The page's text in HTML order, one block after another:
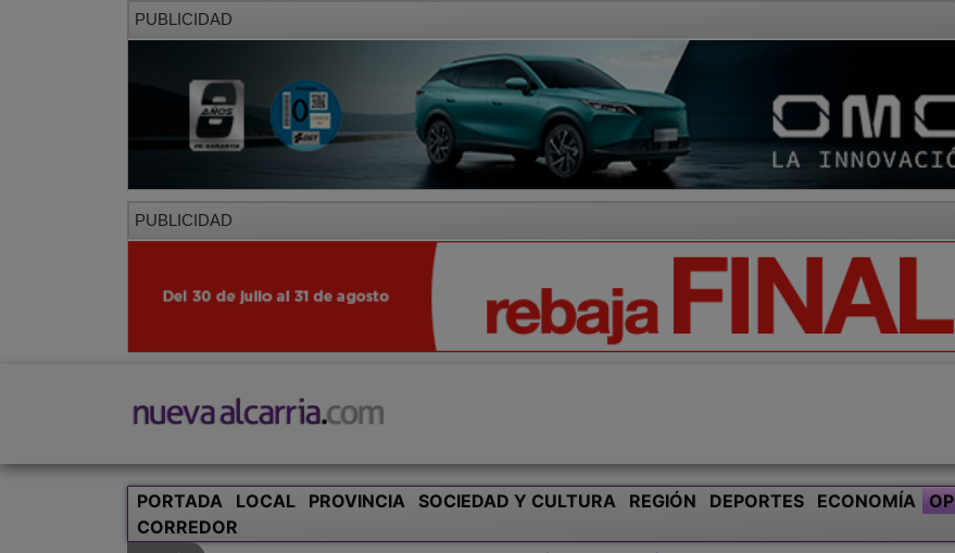
PUBLICIDAD
PUBLICIDAD
PORTADA LOCAL PROVINCIA
Opinión General Editoriales Cartas al director Artículos de Opinión
OPINIóN ARTíCULOS DE OPINIóN